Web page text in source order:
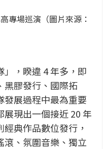
專場巡演（圖片來源：
，睽違 4 年多，即
黑膠發行、國際拓
發展過程中最為重要
現出一個接近 20 年
典作品數位發行，
滾、氛圍音樂、獨立